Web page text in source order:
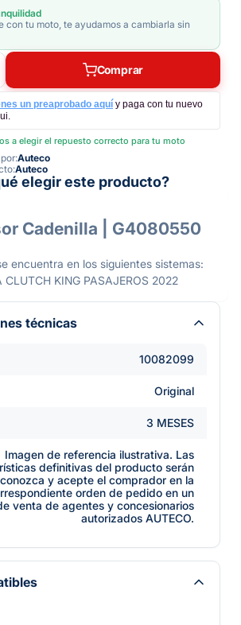
con tu moto, te ayudamos a cambiarla sin
Comprar
un preaprobado aquí y paga con tu nuevo
a elegir el repuesto correcto para tu moto
Auteco
Auteco
elegir este producto?
Cadenilla | G4080550
encuentra en los siguientes sistemas:
CLUTCH KING PASAJEROS 2022
técnicas
10082099
Original
3 MESES
Imagen de referencia ilustrativa. Las
definitivas del producto serán
y acepte el comprador en la
orden de pedido en un
venta de agentes y concesionarios
autorizados AUTECO.